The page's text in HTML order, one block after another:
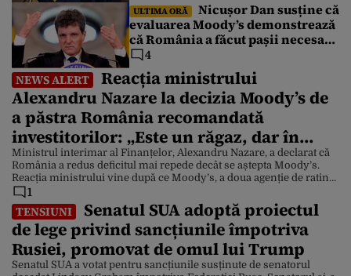
ULTIMA ORĂ
Nicușor Dan susține că
evaluarea Moody’s demonstrează
că România a făcut pașii necesari
pentru a menține încrederea
investitorilor: „Totuși,
perspectiva rămâne rezervată”
4
NEWS ALERT
Reacția ministrului
Alexandru Nazare la decizia Moody’s de
a păstra România recomandată
investitorilor: „Este un răgaz, dar în
niciun caz un motiv de relaxare”
Ministrul interimar al Finanțelor, Alexandru Nazare, a declarat că
România a redus deficitul mai repede decât se aștepta Moody’s.
Reacția ministrului vine după ce Moody’s, a doua agenție de rating,
a venit cu raportul în care a spus că România își va păstra
clasificarea recomandată investitorilor. „Moody’s reconfirmă
ratingul de țară. Prin dialog constant, rezultate […]
1
TENSIUNI
Senatul SUA adoptă proiectul
de lege privind sancțiunile împotriva
Rusiei, promovat de omul lui Trump
Senatul SUA a votat pentru sancțiunile susținute de senatorul